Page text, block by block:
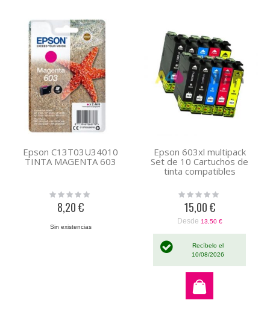
Epson C13T03U34010
TINTA MAGENTA 603
Rating:
8,20 €
Sin existencias
Epson 603xl multipack
Set de 10 Cartuchos de
tinta compatibles
Rating:
15,00 €
Desde 13,50 €
Recíbelo el
10/08/2026